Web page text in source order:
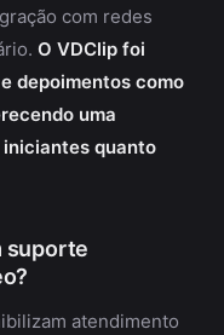
com redes
O VDClip foi
depoimentos como
uma
quanto
suporte
atendimento